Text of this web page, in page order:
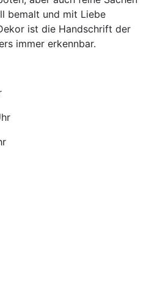
bemalt und mit Liebe
ist die Handschrift der
immer erkennbar.